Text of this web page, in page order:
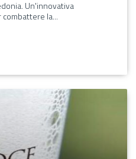
Un'innovativa
la...